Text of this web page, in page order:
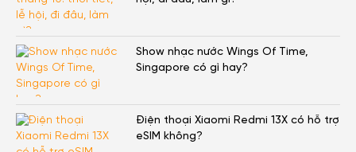
Show nhạc nước Wings Of Time,
Singapore có gì hay?
Điện thoại Xiaomi Redmi 13X có hỗ trợ
eSIM không?